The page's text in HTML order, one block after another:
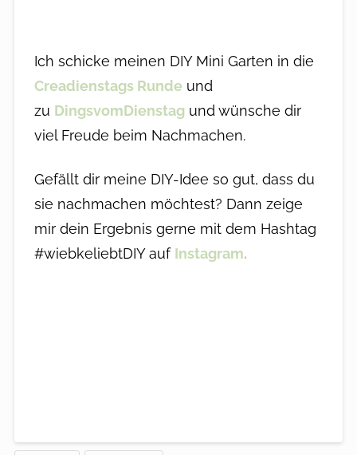
Ich schicke meinen DIY Mini Garten in die
Creadienstags Rundeund
zu DingsvomDienstagund wünsche dir
viel Freude beim Nachmachen.
Gefällt dir meine DIY-Idee so gut, dass du
sie nachmachen möchtest? Dann zeige
mir dein Ergebnis gerne mit dem Hashtag
#wiebkeliebtDIY auf Instagram.